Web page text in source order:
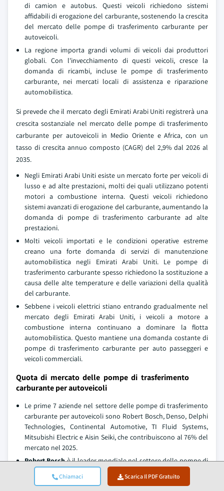
Chiamaci Scarica Il PDF Gratuito
di camion e autobus. Questi veicoli richiedono sistemi
affidabili di erogazione del carburante, sostenendo la crescita
del mercato delle pompe di trasferimento carburante per
autoveicoli.
La regione importa grandi volumi di veicoli dai produttori
globali. Con l'invecchiamento di questi veicoli, cresce la
domanda di ricambi, incluse le pompe di trasferimento
carburante, nei mercati locali di assistenza e riparazione
automobilistica.
Si prevede che il mercato degli Emirati Arabi Uniti registrerà una
crescita sostanziale nel mercato delle pompe di trasferimento
carburante per autoveicoli in Medio Oriente e Africa, con un
tasso di crescita annuo composto (CAGR) del 2,9% dal 2026 al
2035.
Negli Emirati Arabi Uniti esiste un mercato forte per veicoli di
lusso e ad alte prestazioni, molti dei quali utilizzano potenti
motori a combustione interna. Questi veicoli richiedono
sistemi avanzati di erogazione del carburante, aumentando la
domanda di pompe di trasferimento carburante ad alte
prestazioni.
Molti veicoli importati e le condizioni operative estreme
creano una forte domanda di servizi di manutenzione
automobilistica negli Emirati Arabi Uniti. Le pompe di
trasferimento carburante spesso richiedono la sostituzione a
causa delle alte temperature e delle variazioni della qualità
del carburante.
Sebbene i veicoli elettrici stiano entrando gradualmente nel
mercato degli Emirati Arabi Uniti, i veicoli a motore a
combustione interna continuano a dominare la flotta
automobilistica. Questo mantiene una domanda costante di
pompe di trasferimento carburante per auto passeggeri e
veicoli commerciali.
Quota di mercato delle pompe di trasferimento
carburante per autoveicoli
Le prime 7 aziende nel settore delle pompe di trasferimento
carburante per autoveicoli sono Robert Bosch, Denso, Delphi
Technologies, Continental Automotive, TI Fluid Systems,
Mitsubishi Electric e Aisin Seiki, che contribuiscono al 76% del
mercato nel 2025.
Robert Boschè il leader mondiale nel settore delle pompe di
trasferimento carburante, fornendo sistemi avanzati di
alimentazione per motori a combustione interna (ibridi) e